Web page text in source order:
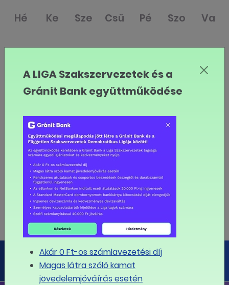
Hé Ke Sze Csü Pé Szo Va
27 28 29 30 31 1 2
10 11 12 13 14 15
18 19 20 21
25 26 27 28
1 2
LIGA PÉNZÜGYI PORTÁL
Megoldás minden pénzügyi kérdésre
A LIGA Szakszervezetek és a
Gránit Bank együttműködése
Akár 0 Ft-os számlavezetési díj
Magas látra szóló kamat
jövedelemjóváírás esetén